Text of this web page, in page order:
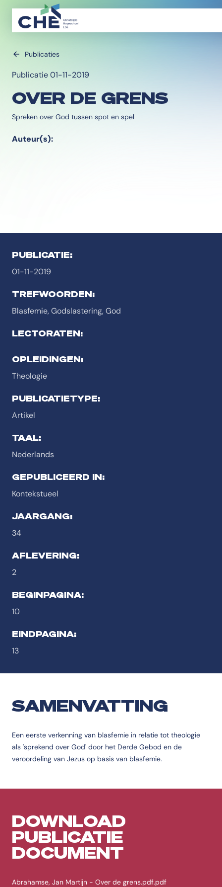
Publicaties
Publicatie 01-11-2019
OVER DE GRENS
Spreken over God tussen spot en spel
Auteur(s):
PUBLICATIE:
01-11-2019
TREFWOORDEN:
Blasfemie, Godslastering, God
LECTORATEN:
OPLEIDINGEN:
Theologie
PUBLICATIETYPE:
Artikel
TAAL:
Nederlands
GEPUBLICEERD IN:
Kontekstueel
JAARGANG:
34
AFLEVERING:
2
BEGINPAGINA:
10
EINDPAGINA:
13
SAMENVATTING
Een eerste verkenning van blasfemie in relatie tot theologie
als 'sprekend over God' door het Derde Gebod en de
veroordeling van Jezus op basis van blasfemie.
DOWNLOAD
PUBLICATIE
DOCUMENT
Abrahamse, Jan Martijn - Over de grens.pdf.pdf